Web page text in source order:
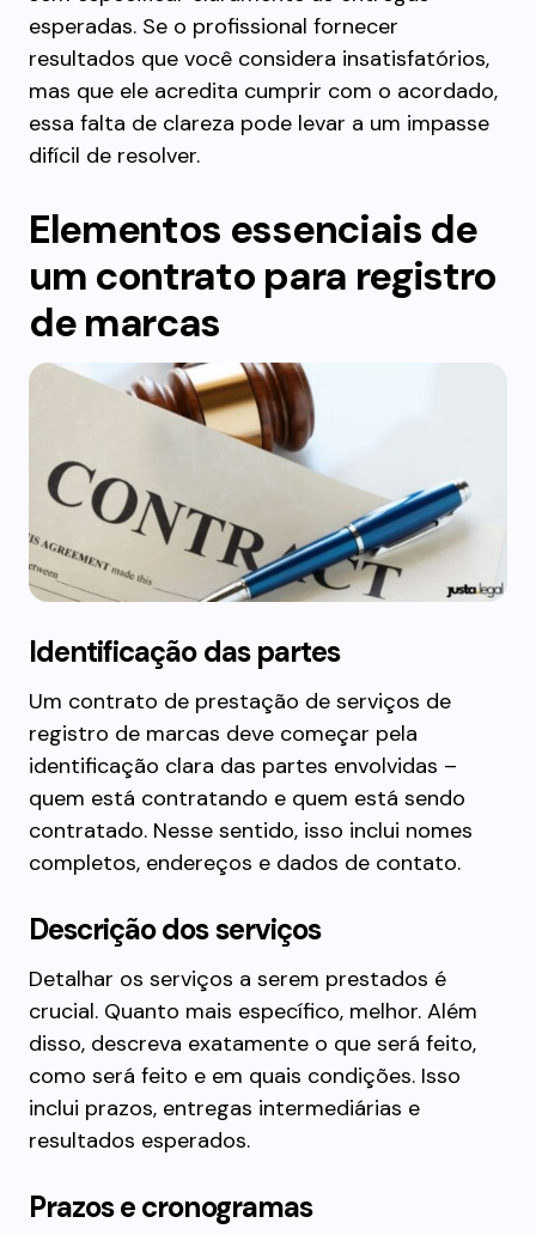
esperadas. Se o profissional fornecer
resultados que você considera insatisfatórios,
mas que ele acredita cumprir com o acordado,
essa falta de clareza pode levar a um impasse
difícil de resolver.
Elementos essenciais de
um contrato para registro
de marcas
Identificação das partes
Um contrato de prestação de serviços de
registro de marcas deve começar pela
identificação clara das partes envolvidas –
quem está contratando e quem está sendo
contratado. Nesse sentido, isso inclui nomes
completos, endereços e dados de contato.
Descrição dos serviços
Detalhar os serviços a serem prestados é
crucial. Quanto mais específico, melhor. Além
disso, descreva exatamente o que será feito,
como será feito e em quais condições. Isso
inclui prazos, entregas intermediárias e
resultados esperados.
Prazos e cronogramas